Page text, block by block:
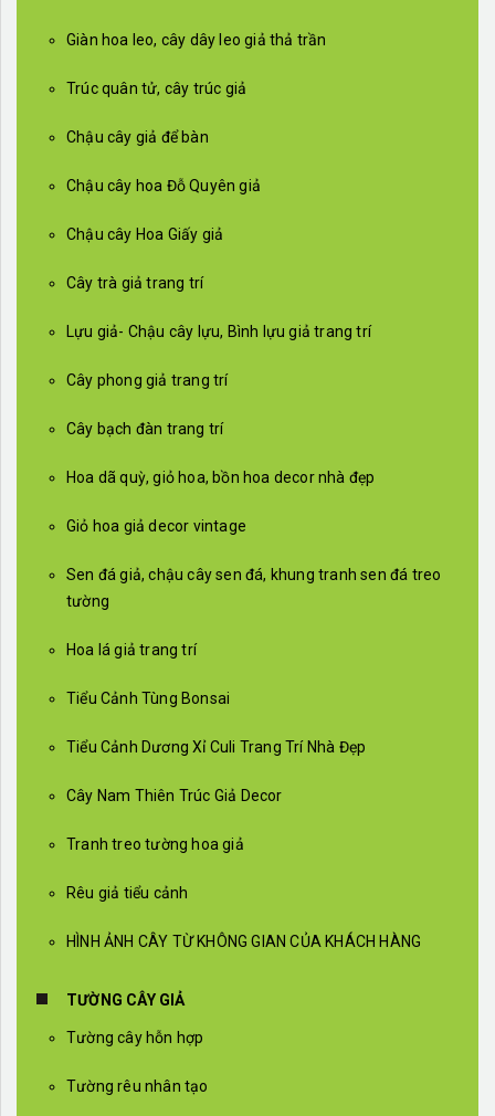
Giàn hoa leo, cây dây leo giả thả trần
Trúc quân tử, cây trúc giả
Chậu cây giả để bàn
Chậu cây hoa Đỗ Quyên giả
Chậu cây Hoa Giấy giả
Cây trà giả trang trí
Lựu giả- Chậu cây lựu, Bình lựu giả trang trí
Cây phong giả trang trí
Cây bạch đàn trang trí
Hoa dã quỳ, giỏ hoa, bồn hoa decor nhà đẹp
Giỏ hoa giả decor vintage
Sen đá giả, chậu cây sen đá, khung tranh sen đá treo
tường
Hoa lá giả trang trí
Tiểu Cảnh Tùng Bonsai
Tiểu Cảnh Dương Xỉ Culi Trang Trí Nhà Đẹp
Cây Nam Thiên Trúc Giả Decor
Tranh treo tường hoa giả
Rêu giả tiểu cảnh
HÌNH ẢNH CÂY TỪ KHÔNG GIAN CỦA KHÁCH HÀNG
TƯỜNG CÂY GIẢ
Tường cây hỗn hợp
Tường rêu nhân tạo